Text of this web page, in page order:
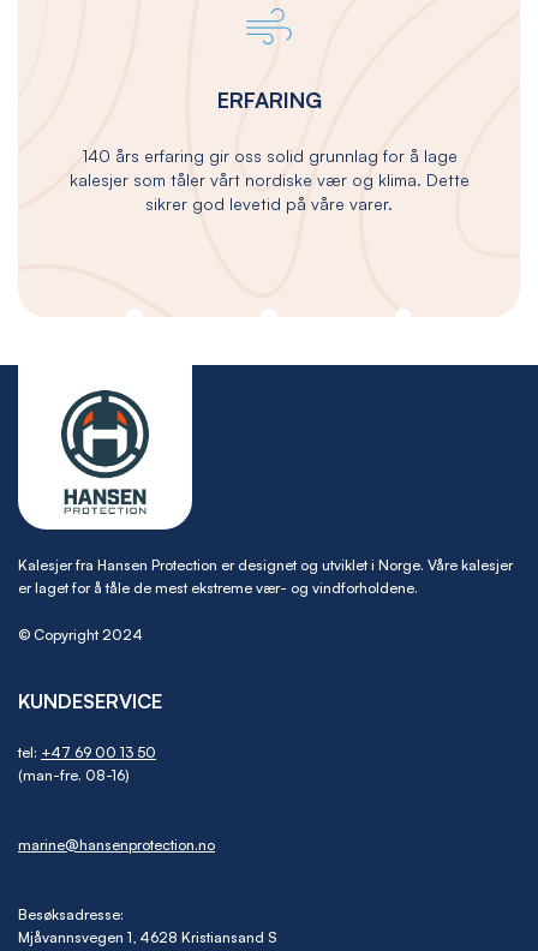
ERFARING
140 års erfaring gir oss solid grunnlag for å lage
kalesjer som tåler vårt nordiske vær og klima. Dette
sikrer god levetid på våre varer.
Kalesjer fra Hansen Protection er designet og utviklet i Norge. Våre kalesjer
er laget for å tåle de mest ekstreme vær- og vindforholdene.
© Copyright 2024
KUNDESERVICE
tel: +47 69 00 13 50
(man-fre. 08-16)
marine@hansenprotection.no
Besøksadresse:
Mjåvannsvegen 1, 4628 Kristiansand S